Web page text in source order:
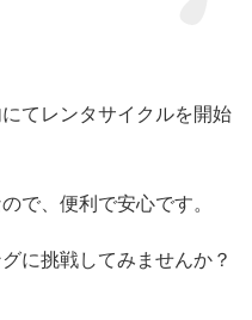
てレンタサイクルを開始
で、便利で安心です。
に挑戦してみませんか？